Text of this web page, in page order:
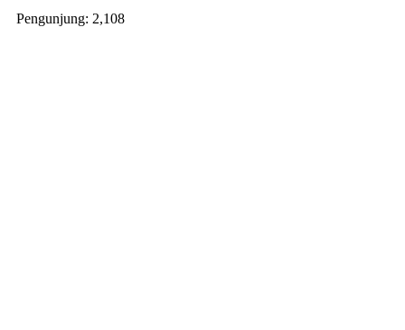
Pengunjung: 2,108